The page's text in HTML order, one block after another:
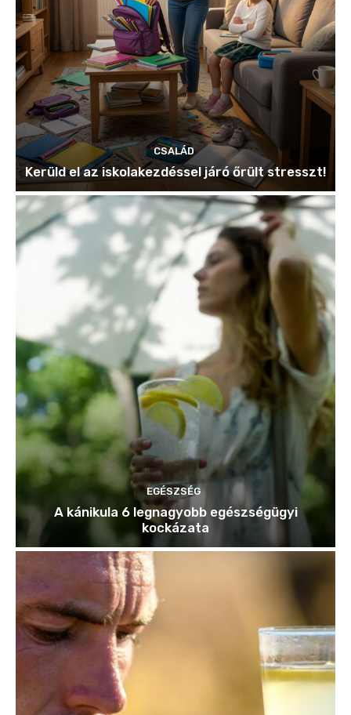
CSALÁD
Kerüld el az iskolakezdéssel járó őrült stresszt!
EGÉSZSÉG
A kánikula 6 legnagyobb egészségügyi
kockázata